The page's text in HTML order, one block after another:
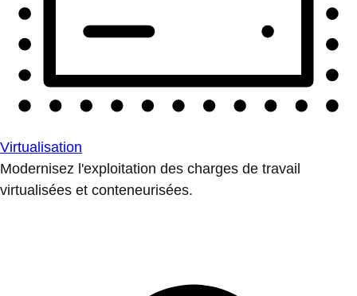
Virtualisation
Modernisez l'exploitation des charges de travail
virtualisées et conteneurisées.